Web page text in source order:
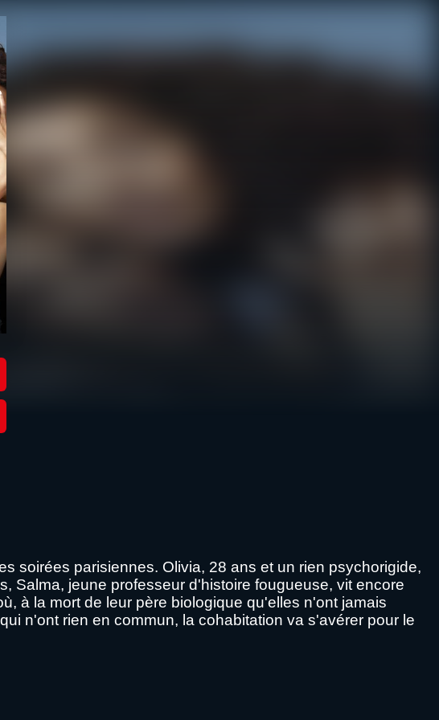
soirées parisiennes. Olivia, 28 ans et un rien psychorigide,
Salma, jeune professeur d'histoire fougueuse, vit encore
à la mort de leur père biologique qu'elles n'ont jamais
n'ont rien en commun, la cohabitation va s'avérer pour le